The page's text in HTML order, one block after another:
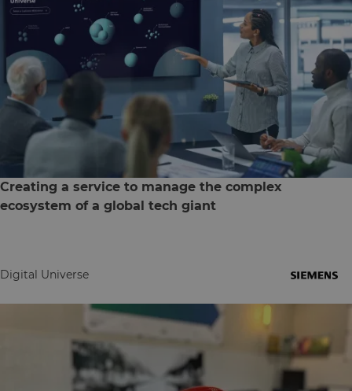
Creating a service to manage the complex
ecosystem of a global tech giant
Digital Universe